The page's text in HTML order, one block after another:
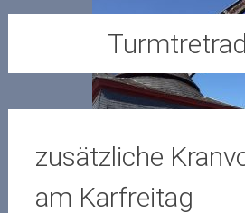
zusätzliche
am Karfreitag